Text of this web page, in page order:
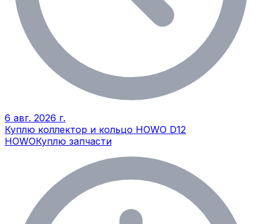
6 авг. 2026 г.
Куплю коллектор и кольцо HOWO D12
HOWOКуплю запчасти